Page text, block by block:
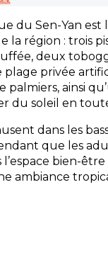
du Sen-Yan est
la région : trois
deux
plage privée
palmiers, ainsi
du soleil en
dans les
que les
bien-
ambiance